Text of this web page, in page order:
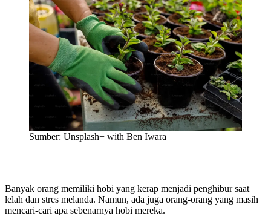
Sumber: Unsplash+ with Ben Iwara
Banyak orang memiliki hobi yang kerap menjadi penghibur saat
lelah dan stres melanda. Namun, ada juga orang-orang yang masih
mencari-cari apa sebenarnya hobi mereka.